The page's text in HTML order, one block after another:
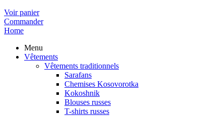
Voir panier
Commander
Home
Menu
Vêtements
Vêtements traditionnels
Sarafans
Chemises Kosovorotka
Kokoshnik
Blouses russes
T-shirts russes